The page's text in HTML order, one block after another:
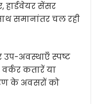
हार्डवेयर सेंसर
समानांतर चल रही
उप-अवस्थाएँ स्पष्ट
कतारें या
के अवसरों को